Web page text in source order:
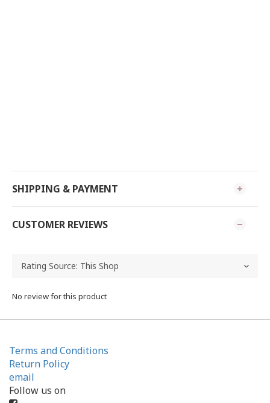
SHIPPING & PAYMENT
CUSTOMER REVIEWS
No review for this product
Terms and Conditions
Return Policy
email
Follow us on